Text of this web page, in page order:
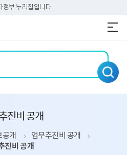
정부 누리집입니다.
진비 공개
공개
업무추진비 공개
진비 공개